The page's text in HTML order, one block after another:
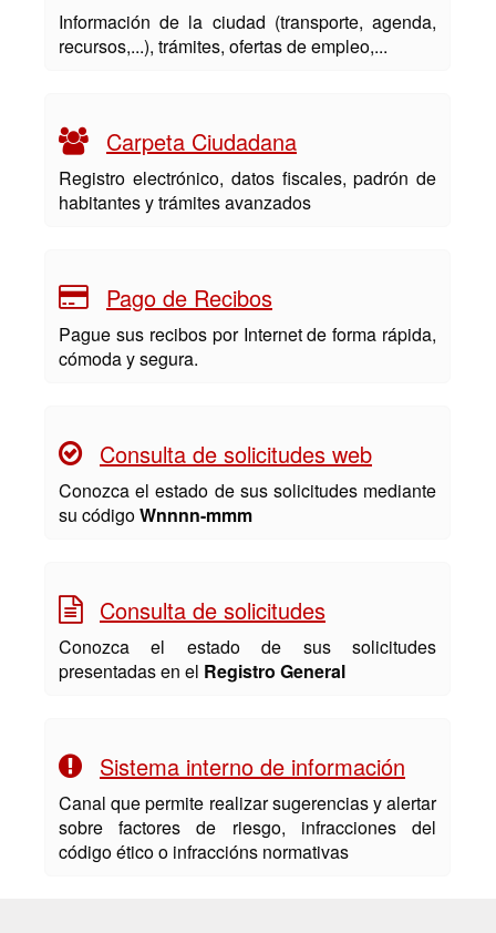
Información de la ciudad (transporte, agenda,
recursos,...), trámites, ofertas de empleo,...
Carpeta Ciudadana
Registro electrónico, datos fiscales, padrón de
habitantes y trámites avanzados
Pago de Recibos
Pague sus recibos por Internet de forma rápida,
cómoda y segura.
Consulta de solicitudes web
Conozca el estado de sus solicitudes mediante
su códigoWnnnn-mmm
Consulta de solicitudes
Conozca el estado de sus solicitudes
presentadas en el Registro General
Sistema interno de información
Canal que permite realizar sugerencias y alertar
sobre factores de riesgo, infracciones del
código ético o infraccións normativas